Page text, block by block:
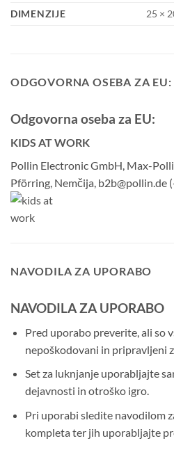
DIMENZIJE
25 ×
ODGOVORNA OSEBA ZA EU:
Odgovorna oseba za EU:
KIDS AT WORK
Pollin Electronic GmbH, Max-
Pförring, Nemčija, b2b@pollin.de
NAVODILA ZA UPORABO
NAVODILA ZA UPORABO
Pred uporabo preverite, ali so
nepoškodovani in pripravljeni
Set za luknjanje uporabljajte
dejavnosti in otroško igro.
Pri uporabi sledite navodilom
kompleta ter jih uporabljajte